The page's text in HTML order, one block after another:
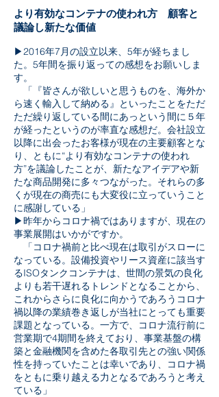
より有効なコンテナの使われ方 顧客と
議論し新たな価値
▶2016年7月の設立以来、5年が経ちまし
た。5年間を振り返っての感想をお願いしま
す。
「『皆さんが欲しいと思うものを、海外か
ら速く輸入して納める』といったことをただ
ただ繰り返している間にあっという間に５年
が経ったというのが率直な感想だ。会社設立
以降に出会ったお客様が現在の主要顧客とな
り、ともに“より有効なコンテナの使われ
方”を議論したことが、新たなアイデアや新
たな商品開発に多々つながった。それらの多
くが現在の商売にも大変役に立っていうこと
に感謝している」
▶昨年からコロナ禍ではありますが、現在の
事業展開はいかがですか。
「コロナ禍前と比べ現在は取引がスローに
なっている。設備投資やリース資産に該当す
るISOタンクコンテナは、世間の景気の良化
よりも若干遅れるトレンドとなることから、
これからさらに良化に向かうであろうコロナ
禍以降の業績巻き返しが当社にとっても重要
課題となっている。一方で、コロナ流行前に
営業期で4期間を終えており、事業基盤の構
築と金融機関を含めた各取引先との強い関係
性を持っていたことは幸いであり、コロナ禍
をともに乗り越える力となるであろうと考え
ている」